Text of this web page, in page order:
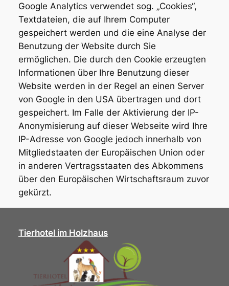
Google Analytics verwendet sog. „Cookies“,
Textdateien, die auf Ihrem Computer
gespeichert werden und die eine Analyse der
Benutzung der Website durch Sie
ermöglichen. Die durch den Cookie erzeugten
Informationen über Ihre Benutzung dieser
Website werden in der Regel an einen Server
von Google in den USA übertragen und dort
gespeichert. Im Falle der Aktivierung der IP-
Anonymisierung auf dieser Webseite wird Ihre
IP-Adresse von Google jedoch innerhalb von
Mitgliedstaaten der Europäischen Union oder
in anderen Vertragsstaaten des Abkommens
über den Europäischen Wirtschaftsraum zuvor
gekürzt.
Tierhotel im Holzhaus